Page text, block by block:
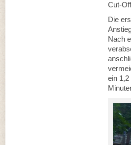
Cut-
Die
Nach
ein